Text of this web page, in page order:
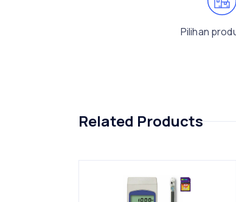
Pilihan
Related Products